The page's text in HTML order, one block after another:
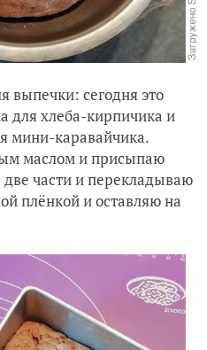
выпечки: сегодня это
для хлеба-кирпичика и
мини-каравайчика.
маслом и присыпаю
части и перекладываю
плёнкой и оставляю на